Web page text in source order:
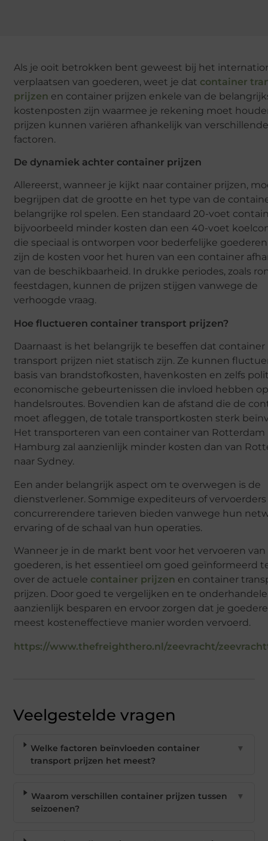
Als je ooit betrokken bent geweest bij het
verplaatsen van goederen, weet je dat container
prijzen en container prijzen enkele van de
kostenposten zijn waarmee je rekening moet
prijzen kunnen variëren afhankelijk van
factoren.
De dynamiek achter container prijzen
Allereerst, wanneer je kijkt naar container prijzen,
begrijpen dat de grootte en het type van de
belangrijke rol spelen. Een standaard 20-voet
bijvoorbeeld minder kosten dan een 40-voet
die speciaal is ontworpen voor bederfelijke
zijn de kosten voor het huren van een container
van de beschikbaarheid. In drukke periodes, zoals
feestdagen, kunnen de prijzen stijgen vanwege de
verhoogde vraag.
Hoe fluctueren container transport prijzen?
Daarnaast is het belangrijk te beseffen dat container
transport prijzen niet statisch zijn. Ze kunnen
basis van brandstofkosten, havenkosten en zelfs
economische gebeurtenissen die invloed hebben
handelsroutes. Bovendien kan de afstand die de
moet afleggen, de totale transportkosten sterk
Het transporteren van een container van Rotterdam
Hamburg zal aanzienlijk minder kosten dan van
naar Sydney.
Een ander belangrijk aspect om te overwegen is de
dienstverlener. Sommige expediteurs of
concurrerendere tarieven bieden vanwege hun
ervaring of de schaal van hun operaties.
Wanneer je in de markt bent voor het vervoeren van
goederen, is het essentieel om goed geïnformeerd
over de actuele container prijzen en container
prijzen. Door goed te vergelijken en te
aanzienlijk besparen en ervoor zorgen dat je
meest kosteneffectieve manier worden vervoerd.
https://www.thefreighthero.nl/zeevracht/
Veelgestelde vragen
Welke factoren beïnvloeden container
transport prijzen het meest?
▼
Waarom verschillen container prijzen tussen
seizoenen?
▼